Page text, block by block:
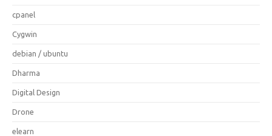
cpanel
Cygwin
debian / ubuntu
Dharma
Digital Design
Drone
elearn